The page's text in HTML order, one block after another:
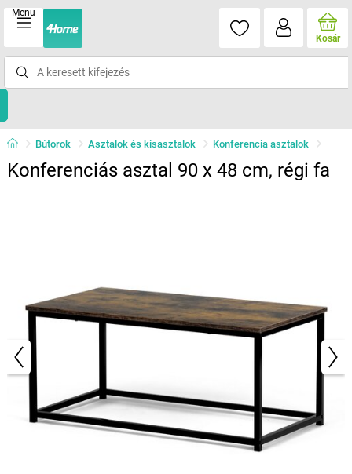
Menu
Kosár
Bútorok Asztalok és kisasztalok Konferencia asztalok
Konferenciás asztal 90 x 48 cm, régi fa